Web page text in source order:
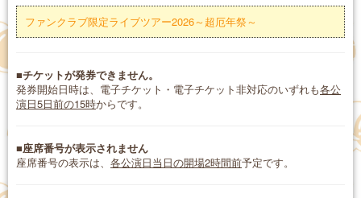
ファンクラブ限定ライブツアー2026～超厄年祭～
■チケットが発券できません。
発券開始日時は、電子チケット・電子チケット非対応のいずれも各公
演日5日前の15時からです。
■座席番号が表示されません
座席番号の表示は、 各公演日当日の開場2時間前予定です。